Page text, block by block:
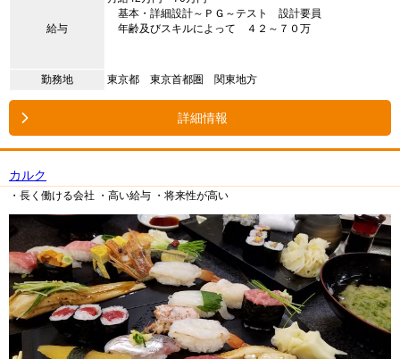
給与
基本・詳細設計～ＰＧ～テスト 設計要員
年齢及びスキルによって ４２～７０万
勤務地 東京都 東京首都圏 関東地方
詳細情報
カルク
・長く働ける会社 ・高い給与 ・将来性が高い